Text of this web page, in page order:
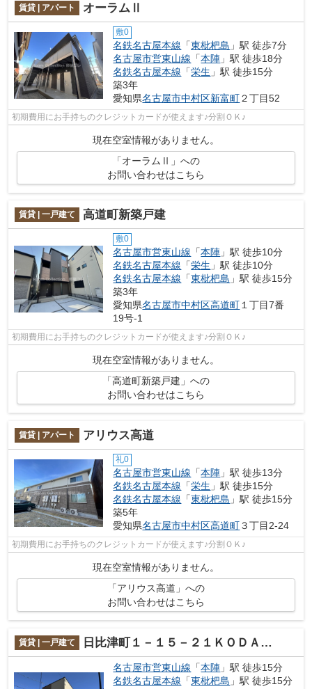
賃貸 | アパート オーラムⅡ
敷0
名鉄名古屋本線 「東枇杷島 」駅 徒歩7分
名古屋市営東山線 「本陣 」駅 徒歩18分
名鉄名古屋本線 「栄生 」駅 徒歩15分
築3年
愛知県名古屋市中村区新富町２丁目52
初期費用にお手持ちのクレジットカードが使えます♪分割ＯＫ♪
現在空室情報がありません。
「オーラムⅡ」への
お問い合わせはこちら
賃貸 | 一戸建て 高道町新築戸建
敷0
名古屋市営東山線 「本陣 」駅 徒歩10分
名鉄名古屋本線 「栄生 」駅 徒歩10分
名鉄名古屋本線 「東枇杷島 」駅 徒歩15分
築3年
愛知県名古屋市中村区高道町１丁目7番
19号-1
初期費用にお手持ちのクレジットカードが使えます♪分割ＯＫ♪
現在空室情報がありません。
「高道町新築戸建」への
お問い合わせはこちら
賃貸 | アパート アリウス高道
礼0
名古屋市営東山線 「本陣 」駅 徒歩13分
名鉄名古屋本線 「栄生 」駅 徒歩15分
名鉄名古屋本線 「東枇杷島 」駅 徒歩15分
築5年
愛知県名古屋市中村区高道町３丁目2-24
初期費用にお手持ちのクレジットカードが使えます♪分割ＯＫ♪
現在空室情報がありません。
「アリウス高道」への
お問い合わせはこちら
賃貸 | 一戸建て 日比津町１－１５－２１ＫＯＤＡＴＥＸⅤ
名古屋市営東山線 「本陣 」駅 徒歩15分
名鉄名古屋本線 「東枇杷島 」駅 徒歩15分